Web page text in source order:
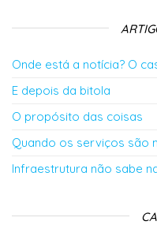
Onde está a notícia? O
E depois da bitola
O propósito das coisas
Quando os serviços são
Infraestrutura não sabe